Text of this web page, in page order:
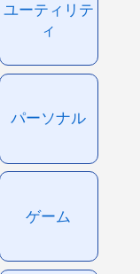
ユーティリテ
ィ
パーソナル
ゲーム